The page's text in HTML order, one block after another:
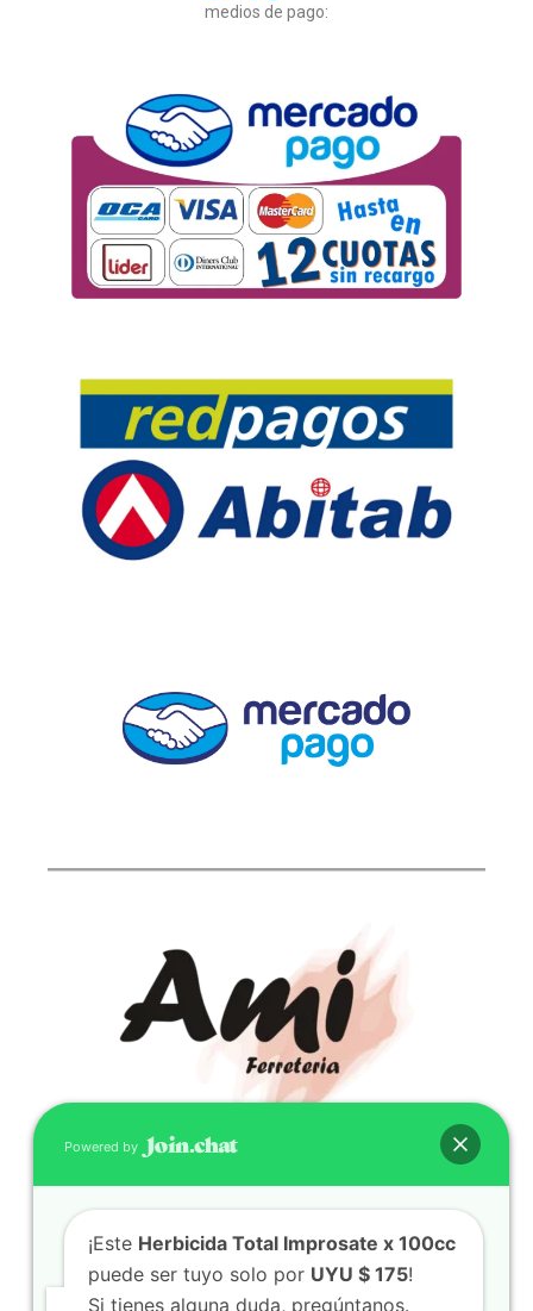
medios de pago:
CONTACTO
(598) 099 466 212
correo@ferreami.com.uy
099 466 212
Powered by
¡Este Herbicida Total Improsate x 100cc
puede ser tuyo solo por UYU $ 175!
Si tienes alguna duda, pregúntanos.